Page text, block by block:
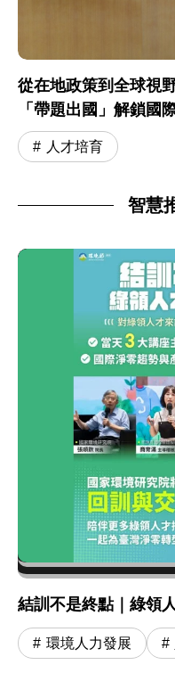
從在地政策到全球視
「帶題出國」解鎖國
人才培育
智慧
結訓不是終點｜綠領
環境人力發展